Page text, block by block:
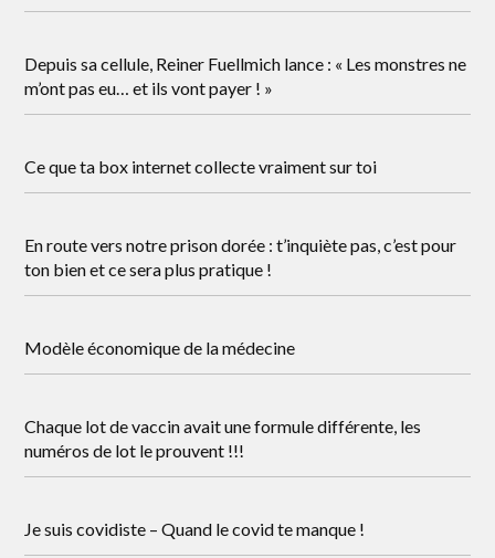
Depuis sa cellule, Reiner Fuellmich lance : « Les monstres ne
m’ont pas eu… et ils vont payer ! »
Ce que ta box internet collecte vraiment sur toi
En route vers notre prison dorée : t’inquiète pas, c’est pour
ton bien et ce sera plus pratique !
Modèle économique de la médecine
Chaque lot de vaccin avait une formule différente, les
numéros de lot le prouvent !!!
Je suis covidiste – Quand le covid te manque !